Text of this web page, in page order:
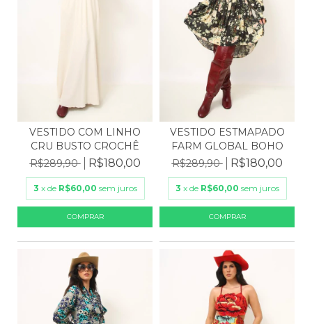
VESTIDO COM LINHO
CRU BUSTO CROCHÊ
R$289,90
R$180,00
3 x de R$60,00 sem juros
VESTIDO ESTMAPADO
FARM GLOBAL BOHO
R$289,90
R$180,00
3 x de R$60,00 sem juros